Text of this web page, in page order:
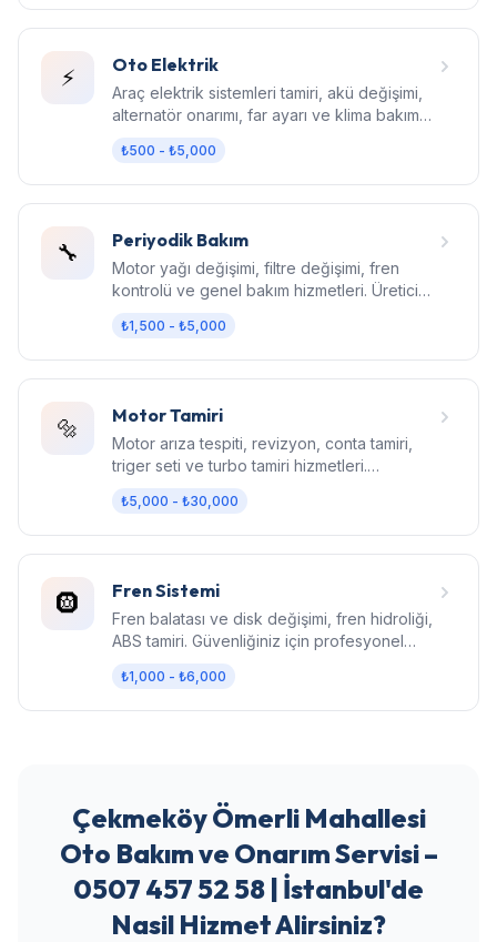
⚡ Oto Elektrik
Araç elektrik sistemleri tamiri, akü değişimi,
alternatör onarımı, far ayarı ve klima bakım
₺500 - ₺5,000
🔧 Periyodik Bakım
Motor yağı değişimi, filtre değişimi, fren
kontrolü ve genel bakım hizmetleri. Üretici
₺1,500 - ₺5,000
🔩 Motor Tamiri
Motor arıza tespiti, revizyon, conta tamiri,
triger seti ve turbo tamiri hizmetleri.
₺5,000 - ₺30,000
🛞 Fren Sistemi
Fren balatası ve disk değişimi, fren hidroliği,
ABS tamiri. Güvenliğiniz için profesyonel
₺1,000 - ₺6,000
Çekmeköy Ömerli Mahallesi
Oto Bakım ve Onarım Servisi –
0507 457 52 58 | İstanbul'de
Nasil Hizmet Alirsiniz?